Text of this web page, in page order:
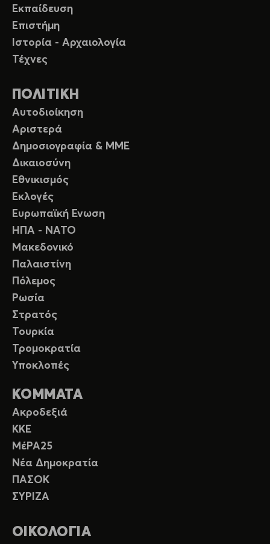
Εκπαίδευση
Επιστήμη
Ιστορία - Αρχαιολογία
Τέχνες
ΠΟΛΙΤΙΚΗ
Αυτοδιοίκηση
Αριστερά
Δημοσιογραφία & ΜΜΕ
Δικαιοσύνη
Εθνικισμός
Εκλογές
Ευρωπαϊκή Ενωση
ΗΠΑ - ΝΑΤΟ
Μακεδονικό
Παλαιστίνη
Πόλεμος
Ρωσία
Στρατός
Τουρκία
Τρομοκρατία
Υποκλοπές
ΚΟΜΜΑΤΑ
Ακροδεξιά
ΚΚΕ
ΜέΡΑ25
Νέα Δημοκρατία
ΠΑΣΟΚ
ΣΥΡΙΖΑ
ΟΙΚΟΛΟΓΙΑ